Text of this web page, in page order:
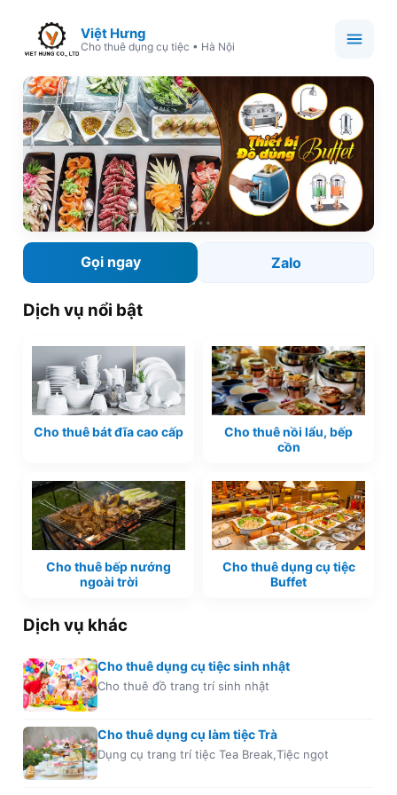
Việt Hưng
Cho thuê dụng cụ tiệc • Hà Nội
Gọi ngay Zalo
Dịch vụ nổi bật
Cho thuê bát đĩa cao cấp
Cho thuê nồi lẩu, bếp
cồn
Cho thuê bếp nướng
ngoài trời
Cho thuê dụng cụ tiệc
Buffet
Dịch vụ khác
Cho thuê dụng cụ tiệc sinh nhật
Cho thuê đồ trang trí sinh nhật
Cho thuê dụng cụ làm tiệc Trà
Dụng cụ trang trí tiệc Tea Break,Tiệc ngọt